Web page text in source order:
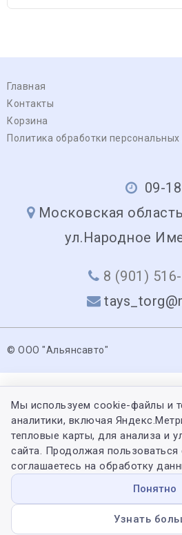
Главная
Контакты
Корзина
Политика обработки
09-18
Московская
ул.Народное
8 (901)
© ООО "Альянсавто"
Мы используем cookie-файлы и
аналитики, включая
тепловые карты, для анализа и
сайта. Продолжая пользоваться
соглашаетесь на обработку
Понятно
Узнать